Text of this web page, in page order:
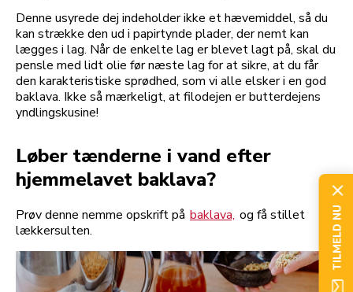
Denne usyrede dej indeholder ikke et hævemiddel, så du
kan strække den ud i papirtynde plader, der nemt kan
lægges i lag. Når de enkelte lag er blevet lagt på, skal du
pensle med lidt olie før næste lag for at sikre, at du får
den karakteristiske sprødhed, som vi alle elsker i en god
baklava. Ikke så mærkeligt, at filodejen er butterdejens
yndlingskusine!
Løber tænderne i vand efter
hjemmelavet baklava?
Prøv denne nemme opskrift på baklava, og få stillet
lækkersulten.
TILMELD NU